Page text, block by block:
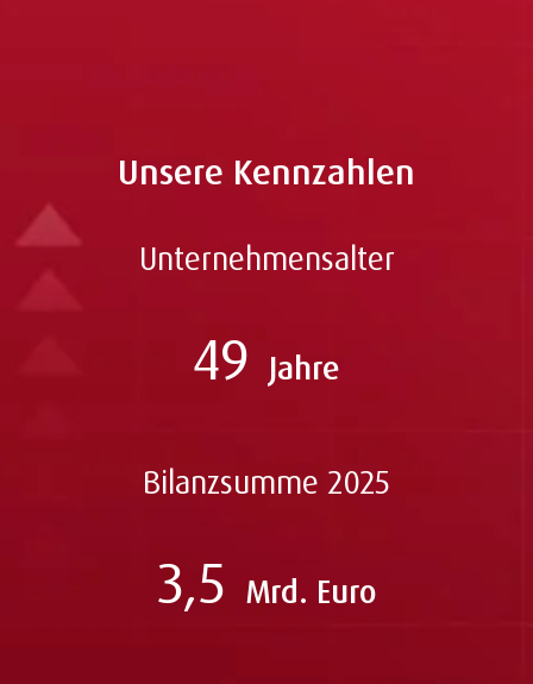
Unsere Kennzahlen
Unternehmensalter
49 Jahre
Bilanzsumme 2025
3,5 Mrd. Euro